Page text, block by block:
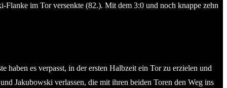
Flanke im Tor versenkte (82.). Mit dem 3:0 und noch knappe zehn
es verpasst, in der ersten Halbzeit ein Tor zu erzielen und
Jakubowski verlassen, die mit ihren beiden Toren den Weg ins